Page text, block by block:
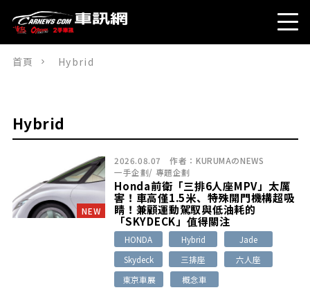
首頁 Hybrid
Hybrid
NEW
2026.08.07 作者： KURUMAのNEWS
一手企劃/ 專題企劃
Honda前衛「三排6人座MPV」太厲
害！車高僅1.5米、特殊開門機構超吸
睛！兼顧運動駕馭與低油耗的
「SKYDECK」值得關注
HONDA Hybrid
Jade
Skydeck
三排座
六人座
東京車展
概念車